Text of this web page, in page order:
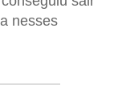
nesses